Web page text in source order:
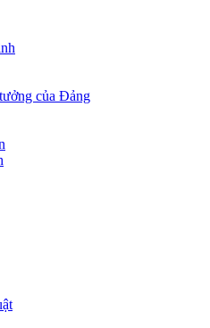
của Đảng